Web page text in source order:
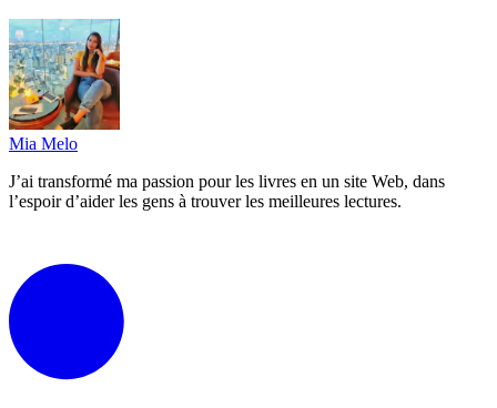
Mia Melo
J’ai transformé ma passion pour les livres en un site Web, dans
l’espoir d’aider les gens à trouver les meilleures lectures.